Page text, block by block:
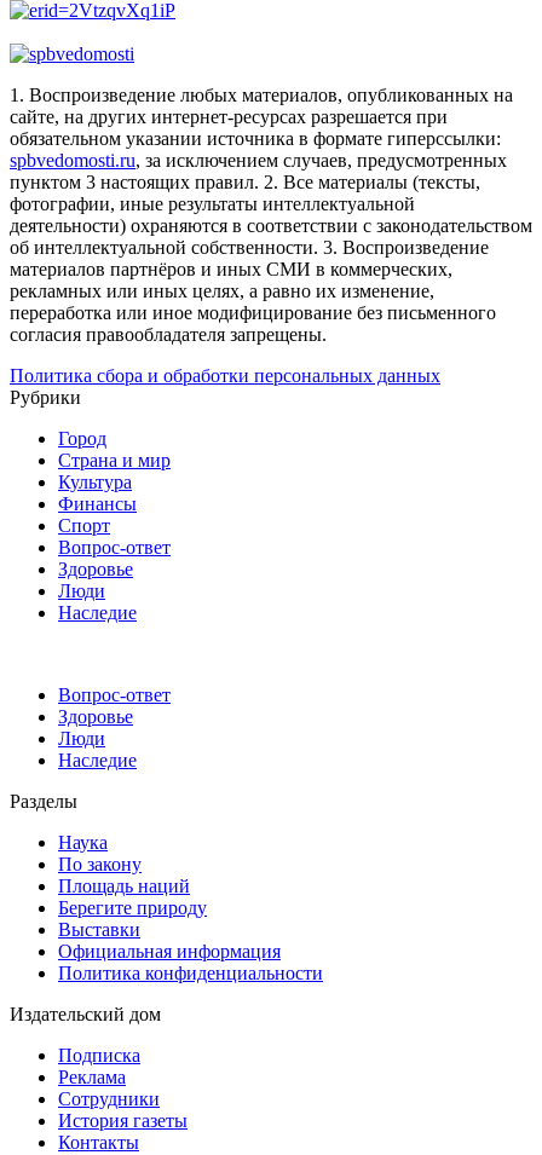
1. Воспроизведение любых материалов, опубликованных на
сайте, на других интернет-ресурсах разрешается при
обязательном указании источника в формате гиперссылки:
spbvedomosti.ru, за исключением случаев, предусмотренных
пунктом 3 настоящих правил. 2. Все материалы (тексты,
фотографии, иные результаты интеллектуальной
деятельности) охраняются в соответствии с законодательством
об интеллектуальной собственности. 3. Воспроизведение
материалов партнёров и иных СМИ в коммерческих,
рекламных или иных целях, а равно их изменение,
переработка или иное модифицирование без письменного
согласия правообладателя запрещены.
Политика сбора и обработки персональных данных
Рубрики
Город
Страна и мир
Культура
Финансы
Спорт
Вопрос-ответ
Здоровье
Люди
Наследие
Вопрос-ответ
Здоровье
Люди
Наследие
Разделы
Наука
По закону
Площадь наций
Берегите природу
Выставки
Официальная информация
Политика конфиденциальности
Издательский дом
Подписка
Реклама
Сотрудники
История газеты
Контакты